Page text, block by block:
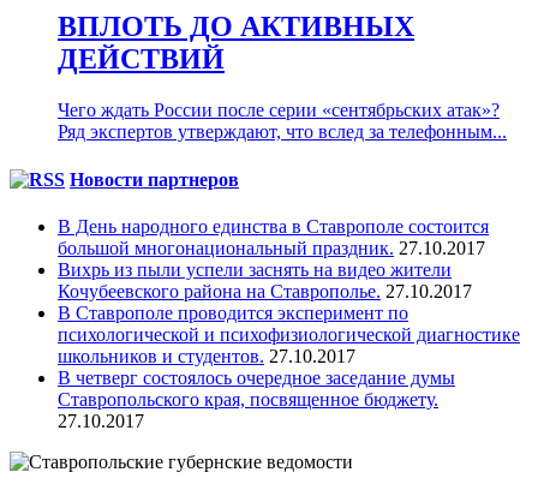
ВПЛОТЬ ДО АКТИВНЫХ
ДЕЙСТВИЙ
Чего ждать России после серии «сентябрьских атак»?
Ряд экспертов утверждают, что вслед за телефонным...
Новости партнеров
В День народного единства в Ставрополе состоится
большой многонациональный праздник. 27.10.2017
Вихрь из пыли успели заснять на видео жители
Кочубеевского района на Ставрополье. 27.10.2017
В Ставрополе проводится эксперимент по
психологической и психофизиологической диагностике
школьников и студентов. 27.10.2017
В четверг состоялось очередное заседание думы
Ставропольского края, посвященное бюджету.
27.10.2017